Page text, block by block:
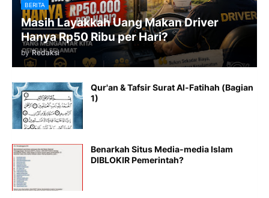
BERITA
Masih Layakkah Uang Makan Driver
Hanya Rp50 Ribu per Hari?
by Redaksi
Qur'an & Tafsir Surat Al-Fatihah (Bagian
1)
Benarkah Situs Media-media Islam
DIBLOKIR Pemerintah?